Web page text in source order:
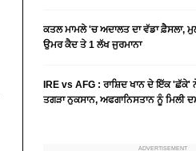
ਕਤਲ ਮਾਮਲੇ 'ਚ ਅਦਾਲਤ ਦਾ ਵੱਡਾ ਫ਼ੈਸਲਾ,
ਉਮਰ ਕੈਦ ਤੇ 1 ਲੱਖ ਜੁਰਮਾਨਾ
IRE vs AFG : ਰਾਸ਼ਿਦ ਖਾਨ ਦੇ ਇੱਕ
ਤਗੜਾ ਨੁਕਸਾਨ, ਅਫਗਾਨਿਸਤਾਨ ਨੂੰ ਮਿਲੀ